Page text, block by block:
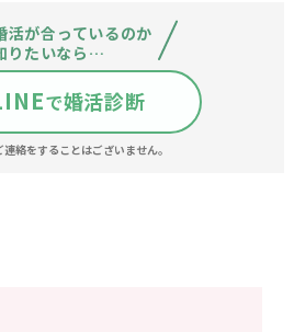
との交際を続けるか 迷っていた時
だき、無事に成婚できました。
重県
活が合っているのか
りたいなら…
で婚活診断
絡をすることはございません。